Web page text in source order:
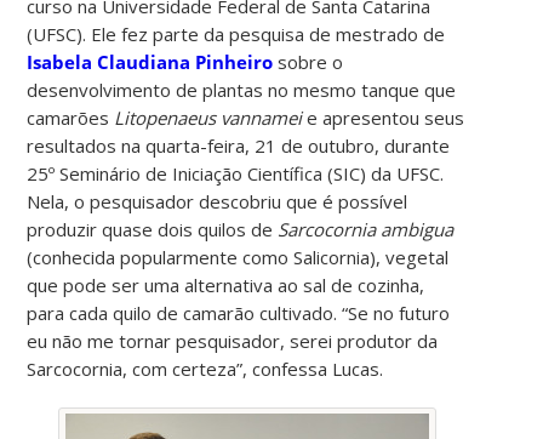
curso na Universidade Federal de Santa Catarina
(UFSC). Ele fez parte da pesquisa de mestrado de
Isabela Claudiana Pinheiro sobre o
desenvolvimento de plantas no mesmo tanque que
camarões Litopenaeus vannameie apresentou seus
resultados na quarta-feira, 21 de outubro, durante
25º Seminário de Iniciação Científica (SIC) da UFSC.
Nela, o pesquisador descobriu que é possível
produzir quase dois quilos de Sarcocornia ambigua
(conhecida popularmente como Salicornia), vegetal
que pode ser uma alternativa ao sal de cozinha,
para cada quilo de camarão cultivado. “Se no futuro
eu não me tornar pesquisador, serei produtor da
Sarcocornia, com certeza”, confessa Lucas.